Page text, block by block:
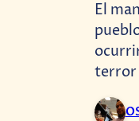
El
terror